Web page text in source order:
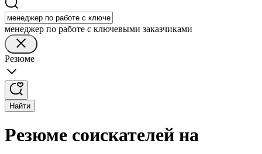
менеджер по работе с ключевыми заказчиками
Резюме
Найти
Резюме соискателей на